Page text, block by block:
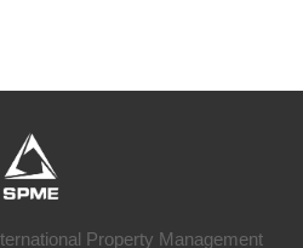
Property Management